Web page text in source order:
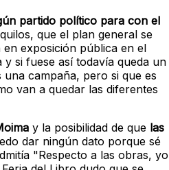
partido político para con el
que el plan general se
exposición pública en el
si fuese así todavía queda un
campaña, pero si que es
van a quedar las diferentes
y la posibilidad de que las
dar ningún dato porque sé
"Respecto a las obras, yo